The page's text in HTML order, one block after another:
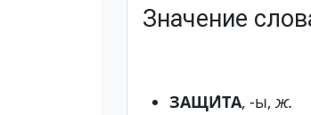
Значение
ЗАЩИ́ТА, -ы,ж.